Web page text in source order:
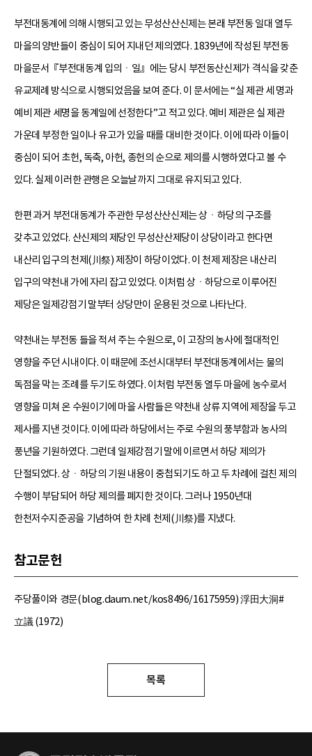
부전대동계에 의해 시행되고 있는 무성산산신제는 본래 부전동 일대 열두
마을의 양반들이 중심이 되어 지내던 제의였다. 1839년에 작성된 부전동
마을문서『부전대동계 입의ㆍ일』에는 당시 부전동산신제가 격식을 갖춘
유교제례 방식으로 시행되었음을 보여 준다. 이 문서에는 “실 제관 세 명과
예비 제관 세명을 동계일에 선정한다”고 적고 있다. 예비 제관은 실 제관
가운데 부정한 일이나 유고가 있을 때를 대비한 것이다. 이에 따라 이들이
중심이 되어 초헌, 독축, 아헌, 종헌의 순으로 제의를 시행하였다고 볼 수
있다. 실제 이러한 관행은 오늘날까지 그대로 유지되고 있다.
한편 과거 부전대동계가 주관한 무성산산신제는 상ㆍ하당의 구조를
갖추고 있었다. 산신제의 제당인 무성산산제당이 상당이라고 한다면
내산리 입구의 천제(川祭) 제장이 하당이었다. 이 천제 제장은 내산리
입구의 약천내 가에 자리 잡고 있었다. 이처럼 상ㆍ하당으로 이루어진
제당은 일제강점기 말부터 상당만이 운용된 것으로 나타난다.
약천내는 부전동 들을 적셔 주는 수원으로, 이 고장의 농사에 절대적인
영향을 주던 시내이다. 이 때문에 조선시대부터 부전대동계에서는 물의
독점을 막는 조례를 두기도 하였다. 이처럼 부전동 열두 마을에 농수로서
영향을 미쳐 온 수원이기에 마을 사람들은 약천내 상류 지역에 제장을 두고
제사를 지낸 것이다. 이에 따라 하당에서는 주로 수원의 풍부함과 농사의
풍년을 기원하였다. 그런데 일제강점기 말에 이르면서 하당 제의가
단절되었다. 상ㆍ하당의 기원 내용이 중첩되기도 하고 두 차례에 걸친 제의
수행이 부담되어 하당 제의를 폐지한 것이다. 그러나 1950년대
한천저수지준공을 기념하여 한 차례 천제(川祭)를 지냈다.
참고문헌
주당풀이와 경문(blog.daum.net/kos8496/16175959) 浮田大洞#
立議 (1972)
목록